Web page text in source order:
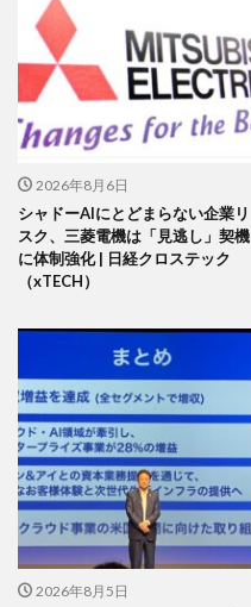
2026年8月6日
シャドーAIにとどまらない企業リ
スク、三菱電機は「見逃し」契機
に体制強化 | 日経クロステック
（xTECH）
2026年8月5日